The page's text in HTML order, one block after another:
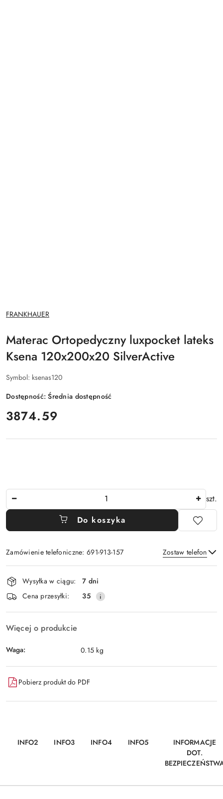
NAZWA
PRODUCENTA:
FRANKHAUER
Materac Ortopedyczny luxpocket lateks
Ksena 120x200x20 SilverActive
Symbol: ksenas120
Dostępność:Średnia dostępność
cena:
3874.59
szt.
Do koszyka
Zamówienie telefoniczne: 691-913-157 Zostaw telefon
Wyślij
Dostępność
i
dostawa
Wysyłka w ciągu:
7 dni
Cena przesyłki:
35
Więcej o produkcie
Waga: 0.15 kg
Pobierz produkt do PDF
INFO2 INFO3 INFO4 INFO5
INFORMACJE
DOT.